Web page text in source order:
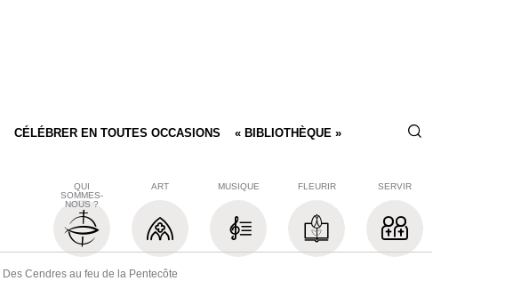
CÉLÉBRER EN TOUTES OCCASIONS « BIBLIOTHÈQUE »
QUI
SOMMES-
NOUS ?
ART MUSIQUE FLEURIR SERVIR
Des Cendres au feu de la Pentecôte